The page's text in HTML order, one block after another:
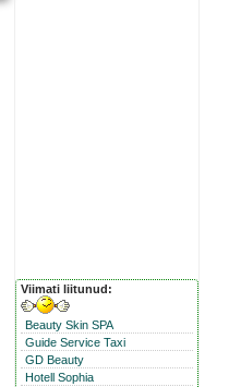
Viimati liitunud:
Beauty Skin SPA
Guide Service Taxi
GD Beauty
Hotell Sophia